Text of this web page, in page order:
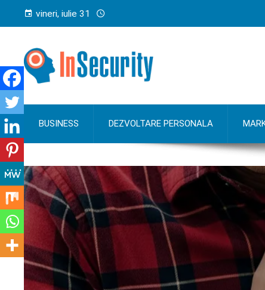
vineri, iulie 31
BUSINESS DEZVOLTARE PERSONALA